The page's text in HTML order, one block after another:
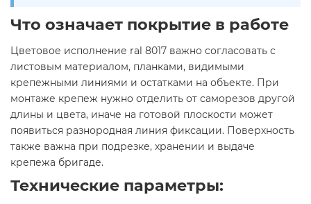
Что означает покрытие в работе
Цветовое исполнение ral 8017 важно согласовать с
листовым материалом, планками, видимыми
крепежными линиями и остатками на объекте. При
монтаже крепеж нужно отделить от саморезов другой
длины и цвета, иначе на готовой плоскости может
появиться разнородная линия фиксации. Поверхность
также важна при подрезке, хранении и выдаче
крепежа бригаде.
Технические параметры: